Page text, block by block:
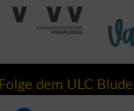
Folge dem ULC